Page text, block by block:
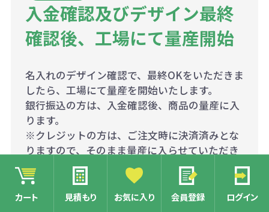
カート 見積もり お気に入り 会員登録 ログイン
入金確認及びデザイン最終
確認後、工場にて量産開始
名入れのデザイン確認で、最終OKをいただきま
したら、工場にて量産を開始いたします。
銀行振込の方は、入金確認後、商品の量産に入
ります。
※クレジットの方は、ご注文時に決済済みとな
りますので、そのまま量産に入らせていただき
ます。